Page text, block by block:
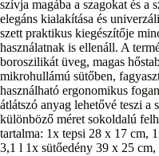
szívja magába a szagokat és a
elegáns kialakítása és
szett praktikus kiegészítője
használatnak is ellenáll. A
boroszilikát üveg, magas
mikrohullámú sütőben,
használható ergonomikus
átlátszó anyag lehetővé teszi a
különböző méret sokoldalú
tartalma: 1x tepsi 28 x 17 cm,
3,1 l 1x sütőedény 39 x 25 cm,